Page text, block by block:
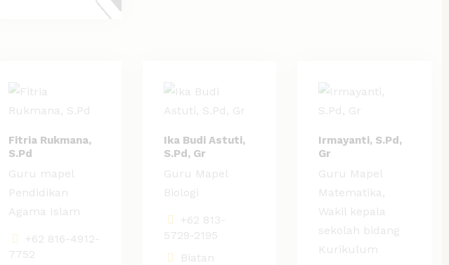
Fitria Rukmana,
S.Pd
Guru mapel
Pendidikan
Agama Islam
+62 816-4912-
7752
Ika Budi Astuti,
S.Pd, Gr
Guru Mapel
Biologi
+62 813-
5729-2195
Biatan
Irmayanti, S.Pd,
Gr
Guru Mapel
Matematika,
Wakil kepala
sekolah bidang
Kurikulum